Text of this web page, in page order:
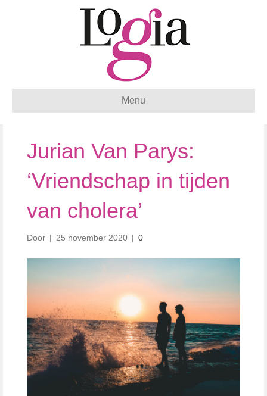
Menu
Jurian Van Parys:
‘Vriendschap in tijden
van cholera’
Door | 25 november 2020 | 0